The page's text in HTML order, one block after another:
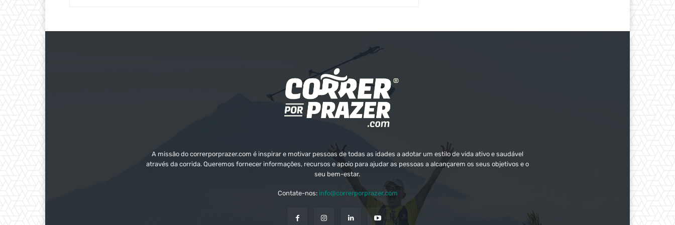
A missão do correrporprazer.com é inspirar e motivar pessoas de todas as idades a adotar um estilo de vida ativo e saudável
através da corrida. Queremos fornecer informações, recursos e apoio para ajudar as pessoas a alcançarem os seus objetivos e o
seu bem-estar.
Contate-nos: info@correrporprazer.com